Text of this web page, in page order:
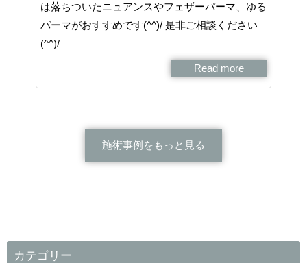
は落ちついたニュアンスやフェザーパーマ、ゆる
パーマがおすすめです(^^)/ 是非ご相談ください
(^^)/
Read more
施術事例をもっと見る
カテゴリー